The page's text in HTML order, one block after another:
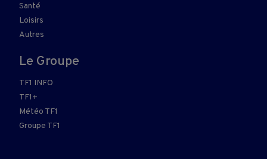
Santé
Loisirs
Autres
Le Groupe
TF1 INFO
TF1+
Météo TF1
Groupe TF1